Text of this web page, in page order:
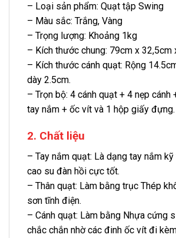
– Loại sản phẩm: Quạt tập Swing
– Màu sắc: Trắng, Vàng
– Trọng lượng: Khoảng 1kg
– Kích thước chung: 79cm x 32,5cm
– Kích thước cánh quạt: Rộng
dày 2.5cm.
– Trọn bộ: 4 cánh quạt + 4 nẹp cánh
tay nắm + ốc vít và 1 hộp giấy đựng.
2. Chất liệu
– Tay nắm quạt: Là dạng tay nắm
cao su đàn hồi cực tốt.
– Thân quạt: Làm bằng trục Thép
sơn tĩnh điện.
– Cánh quạt: Làm bằng Nhựa cứng
chắc chắn nhờ các đinh ốc vít đi